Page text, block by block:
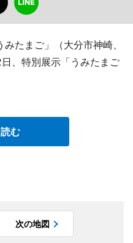
たまご」（大分市神崎、
、特別展示「うみたまご
む
次の地図